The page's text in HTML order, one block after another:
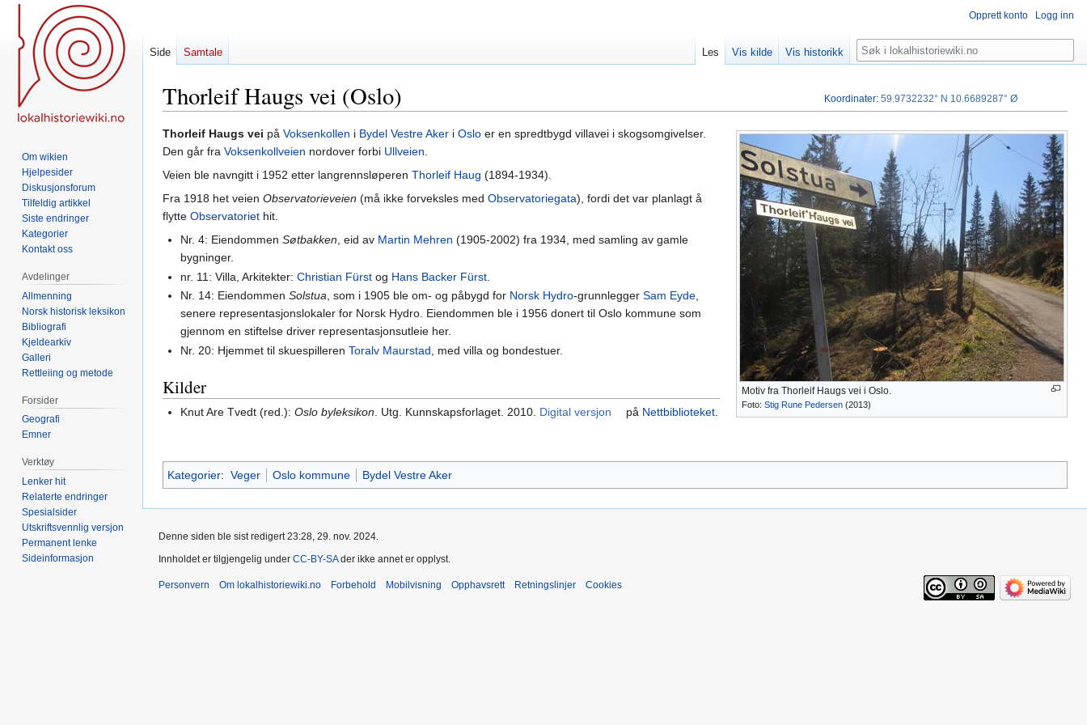
Thorleif Haugs vei (Oslo)
Hopp
til
navigering
Hopp
til
søk
Motiv fra Thorleif Haugs vei i Oslo.
Foto: Stig Rune Pedersen (2013)
Thorleif Haugs vei på Voksenkollen i Bydel Vestre Aker i Oslo er en spredtbygd villavei i skogsomgivelser.
Den går fra Voksenkollveien nordover forbi Ullveien.
Veien ble navngitt i 1952 etter langrennsløperen Thorleif Haug (1894-1934).
Fra 1918 het veien Observatorieveien (må ikke forveksles med Observatoriegata), fordi det var planlagt å
flytte Observatoriet hit.
Nr. 4: EiendommenSøtbakken, eid av Martin Mehren (1905-2002) fra 1934, med samling av gamle
bygninger.
nr. 11: Villa, Arkitekter:Christian Fürst og Hans Backer Fürst
Nr. 14: EiendommenSolstua, som i 1905 ble om- og påbygd for Norsk Hydro-grunnleggerSam Eyde,
senere representasjonslokaler for Norsk Hydro. Eiendommen ble i 1956 donert til Oslo kommune som
gjennom en stiftelse driver representasjonsutleie her.
Nr. 20: Hjemmet til skuespillerenToralv Maurstad , med villa og bondestuer.
Kilder
Knut Are Tvedt (red.):Oslo byleksikon . Utg. Kunnskapsforlaget. 2010. Digital versjon på Nettbiblioteket
Koordinater:59.9732232° N 10.6689287° Ø
Kategorier: Veger Oslo kommune Bydel Vestre Aker
Opprett konto Logg inn
Side Samtale Les Vis kilde Vis historikk Søk
Om wikien
Hjelpesider
Diskusjonsforum
Tilfeldig artikkel
Siste endringer
Kategorier
Kontakt oss
Avdelinger
Allmenning
Norsk historisk leksikon
Bibliografi
Kjeldearkiv
Galleri
Rettleiing og metode
Forsider
Geografi
Emner
Verktøy
Lenker hit
Relaterte endringer
Spesialsider
Utskriftsvennlig versjon
Permanent lenke
Sideinformasjon
Denne siden ble sist redigert 23:28, 29. nov. 2024.
Innholdet er tilgjengelig under CC-BY-SAder ikke annet er opplyst.
Personvern Om lokalhistoriewiki.no Forbehold Mobilvisning Opphavsrett Retningslinjer Cookies